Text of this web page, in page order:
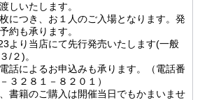
しいたします。
につき、お１人のご入場となります。発
約も承ります。
より当店にて先行発売いたします(一般
/２)。
話によるお申込みも承ります。（電話番
３２８１－８２０１）
書籍のご購入は開催当日でもかまいませ